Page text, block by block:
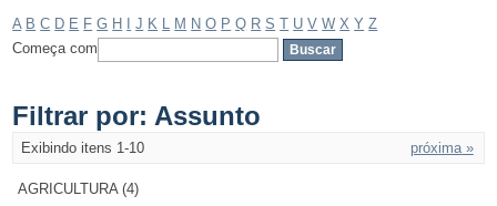
A B C D E F G H J K M N O P Q R S T U V W X Y Z
Começa com
Filtrar por: Assunto
Exibindo itens 1-10 próxima »
AGRICULTURA (4)